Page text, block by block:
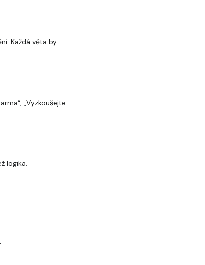
Každá věta by
„Vyzkoušejte
logika.